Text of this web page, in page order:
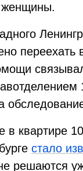
женщины.
переехать
квартире
стало
решаются